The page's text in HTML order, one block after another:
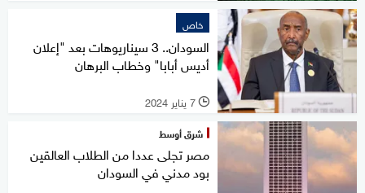
خاص
السودان.. 3 سيناريوهات بعد "إعلان
أديس أبابا" وخطاب البرهان
l 7 يناير 2024
شرق أوسط
مصر تجلى عددا من الطلاب العالقين
بود مدني في السودان